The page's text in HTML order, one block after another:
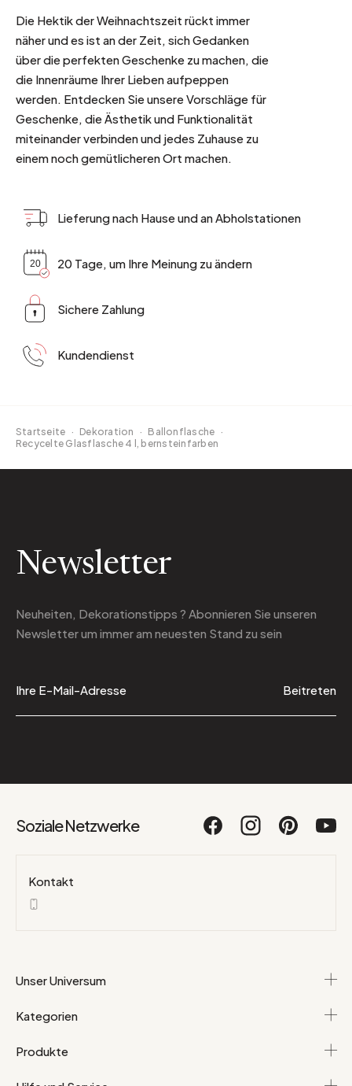
Die Hektik der Weihnachtszeit rückt immer
näher und es ist an der Zeit, sich Gedanken
über die perfekten Geschenke zu machen, die
die Innenräume Ihrer Lieben aufpeppen
werden. Entdecken Sie unsere Vorschläge für
Geschenke, die Ästhetik und Funktionalität
miteinander verbinden und jedes Zuhause zu
einem noch gemütlicheren Ort machen.
Lieferung nach Hause und an Abholstationen
20 Tage, um Ihre Meinung zu ändern
Sichere Zahlung
Kundendienst
Startseite · Dekoration · Ballonflasche ·
Recycelte Glasflasche 4 l, bernsteinfarben
Newsletter
Neuheiten, Dekorationstipps ? Abonnieren Sie unseren
Newsletterum immer am neuesten Stand zu sein
Beitreten
Soziale Netzwerke
Kontakt
Unser Universum
Kategorien
Produkte